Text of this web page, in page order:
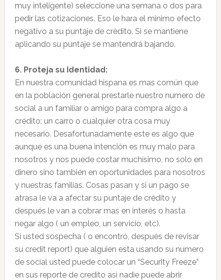
muy inteligente) seleccione una semana o dos para
pedir las cotizaciones. Eso le hara el minimo efecto
negativo a su puntaje de crédito. Si se mantiene
aplicando su puntaje se mantendrá bajando.
6. Proteja su Identidad:
En nuestra comunidad hispana es mas común que
en la población general prestarle nuestro numero de
social a un familiar o amigo para compra algo a
crédito: un carro o cualquier otra cosa muy
necesario. Desafortunadamente este es algo que
aunque es una buena intención es muy malo para
nosotros y nos puede costar muchísimo, no solo en
dinero sino también en oportunidades para nosotros
y nuestras familias. Cosas pasan y si un pago se
atrasa le va a afectar su puntaje de crédito y
después le van a cobrar mas en interés o hasta
negar algo ( un empleo, un servicio, etc).
Si usted sospecha ( o encontró, después de revisar
su credit report) que alguien esta usando su numero
de social usted puede colocar un “Security Freeze”
en sus reporte de credito asi nadie puede abrir